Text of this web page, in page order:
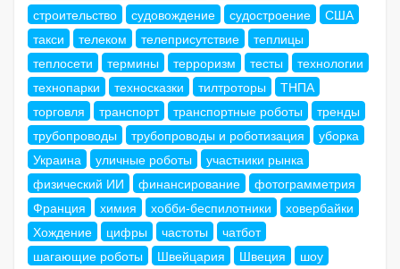
строительство
судовождение судостроение
США
такси
телеком телеприсутствие
теплицы
теплосети
термины терроризм тесты
технологии
технопарки
техносказки тилтроторы
ТНПА
торговля
транспорт транспортные роботы
тренды
трубопроводы
трубопроводы и роботизация
уборка
Украина
уличные роботы
участники рынка
физический ИИ
финансирование
фотограмметрия
Франция
химия хобби-беспилотники
ховербайки
Хождение
цифры частоты
чатбот
шагающие роботы
Швейцария Швеция
шоу